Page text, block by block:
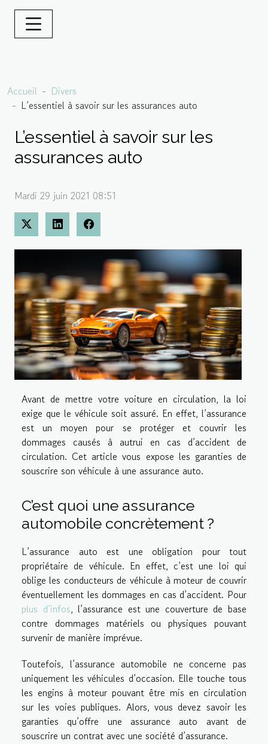
Accueil
Divers
L’essentiel à savoir sur les assurances auto
L’essentiel à savoir sur les
assurances auto
Mardi 29 juin 2021 08:51
Avant de mettre votre voiture en circulation, la loi
exige que le véhicule soit assuré. En effet, l’assurance
est un moyen pour se protéger et couvrir les
dommages causés à autrui en cas d’accident de
circulation. Cet article vous expose les garanties de
souscrire son véhicule à une assurance auto.
C’est quoi une assurance
automobile concrètement ?
L’assurance auto est une obligation pour tout
propriétaire de véhicule. En effet, c’est une loi qui
oblige les conducteurs de véhicule à moteur de couvrir
éventuellement les dommages en cas d’accident. Pour
plus d’infos, l’assurance est une couverture de base
contre dommages matériels ou physiques pouvant
survenir de manière imprévue.
Toutefois, l’assurance automobile ne concerne pas
uniquement les véhicules d’occasion. Elle touche tous
les engins à moteur pouvant être mis en circulation
sur les voies publiques. Alors, vous devez savoir les
garanties qu’offre une assurance auto avant de
souscrire un contrat avec une société d’assurance.